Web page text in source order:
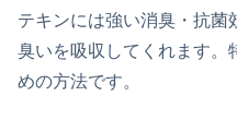
テキンには強い消臭・抗菌
臭いを吸収してくれます。
めの方法です。